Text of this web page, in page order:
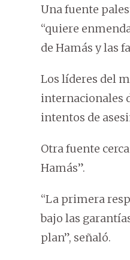
Una fuente
“quiere
de Hamás y las
Los líderes del
internacionales
intentos de
Otra fuente
Hamás”.
“La primera
bajo las
plan”, señaló.